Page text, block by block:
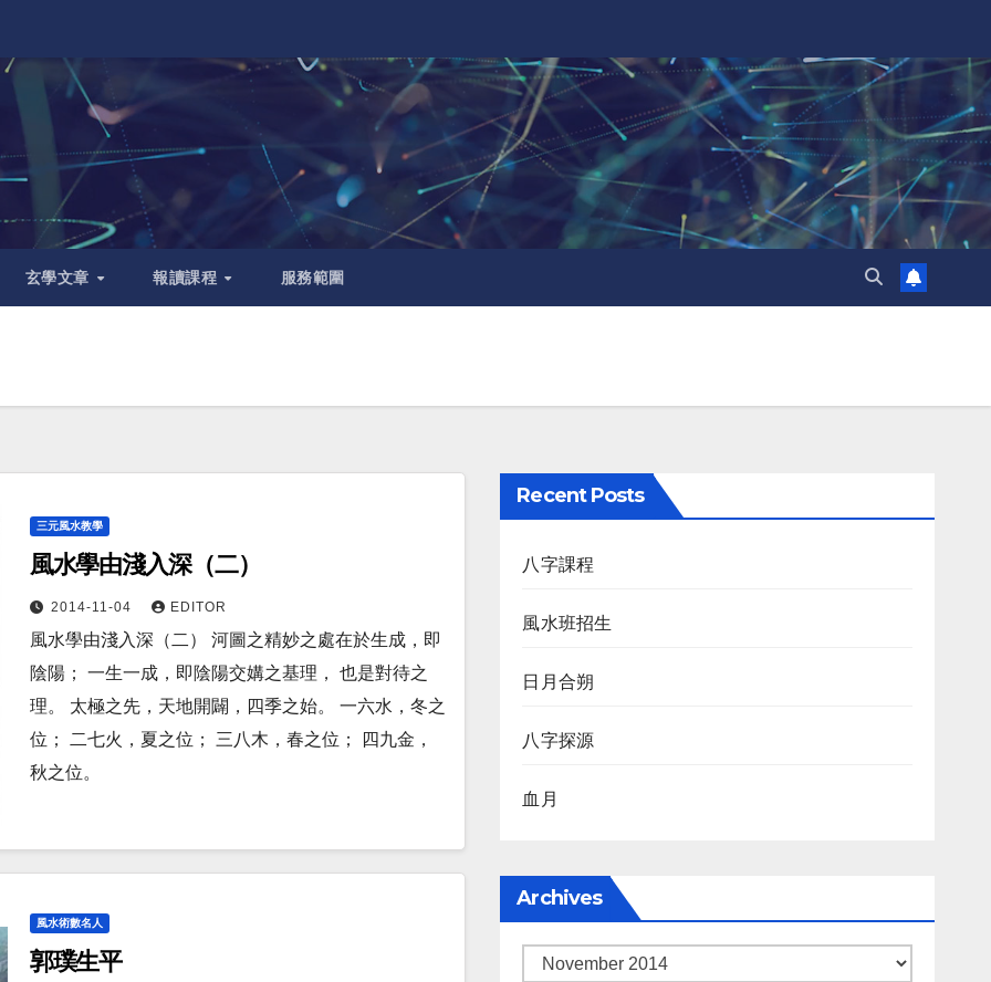
玄學文章 報讀課程 服務範圍
三元風水教學
風水學由淺入深（二）
2014-11-04 EDITOR
風水學由淺入深（二） 河圖之精妙之處在於生成，即
陰陽； 一生一成，即陰陽交媾之基理， 也是對待之
理。 太極之先，天地開闢，四季之始。 一六水，冬之
位； 二七火，夏之位； 三八木，春之位； 四九金，
秋之位。
風水術數名人
郭璞生平
Recent Posts
八字課程
風水班招生
日月合朔
八字探源
血月
Archives
Archives